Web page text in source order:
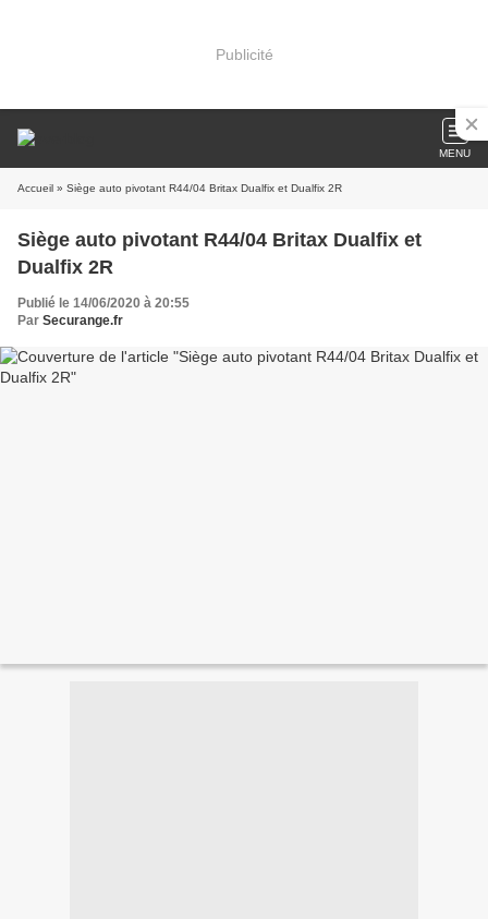
Publicité
MENU
Accueil » Siège auto pivotant R44/04 Britax Dualfix et Dualfix 2R
Siège auto pivotant R44/04 Britax Dualfix et
Dualfix 2R
Publié le 14/06/2020 à 20:55
Par Securange.fr